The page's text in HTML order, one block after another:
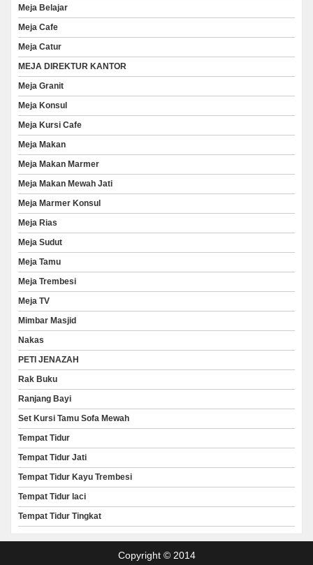
Meja Belajar
Meja Cafe
Meja Catur
MEJA DIREKTUR KANTOR
Meja Granit
Meja Konsul
Meja Kursi Cafe
Meja Makan
Meja Makan Marmer
Meja Makan Mewah Jati
Meja Marmer Konsul
Meja Rias
Meja Sudut
Meja Tamu
Meja Trembesi
Meja TV
Mimbar Masjid
Nakas
PETI JENAZAH
Rak Buku
Ranjang Bayi
Set Kursi Tamu Sofa Mewah
Tempat Tidur
Tempat Tidur Jati
Tempat Tidur Kayu Trembesi
Tempat Tidur laci
Tempat Tidur Tingkat
Copyright © 2014